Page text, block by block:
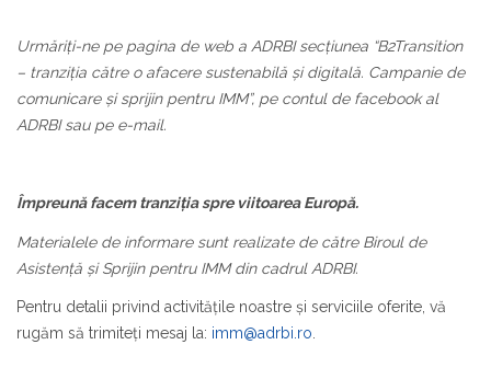
Urmăriți-ne pe pagina de web a ADRBI secțiunea “B2Transition
– tranziția către o afacere sustenabilă și digitală. Campanie de
comunicare și sprijin pentru IMM”, pe contul de facebook al
ADRBI sau pe e-mail.
Împreună facem tranziția spre viitoarea Europă.
Materialele de informare sunt realizate de către Biroul de
Asistență și Sprijin pentru IMM din cadrul ADRBI.
Pentru detalii privind activităţile noastre şi serviciile oferite, vă
rugăm să trimiteţi mesaj la: imm@adrbi.ro